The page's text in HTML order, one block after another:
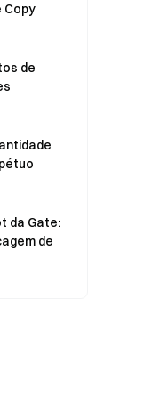
Copy
de
da Gate:
de